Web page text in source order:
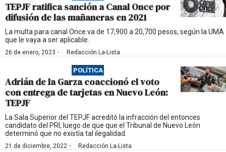
TEPJF ratifica sanción a Canal Once por
difusión de las mañaneras en 2021
La multa para canal Once va de 17,900 a 20,700 pesos, según la UMA
que le vaya a ser aplicable.
26 de enero, 2023 · Redacción La-Lista
POLÍTICA
Adrián de la Garza coaccionó el voto
con entrega de tarjetas en Nuevo León:
TEPJF
La Sala Superior del TEPJF acreditó la infracción del entonces
candidato del PRI, luego de que que el Tribunal de Nuevo León
determinó que no existía tal ilegalidad.
21 de diciembre, 2022 · Redacción La-Lista